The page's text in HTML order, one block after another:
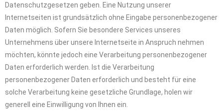
Datenschutzgesetzen geben. Eine Nutzung unserer
Internetseiten ist grundsätzlich ohne Eingabe personenbezogener
Daten möglich. Sofern Sie besondere Services unseres
Unternehmens über unsere Internetseite in Anspruch nehmen
möchten, könnte jedoch eine Verarbeitung personenbezogener
Daten erforderlich werden. Ist die Verarbeitung
personenbezogener Daten erforderlich und besteht für eine
solche Verarbeitung keine gesetzliche Grundlage, holen wir
generell eine Einwilligung von Ihnen ein.